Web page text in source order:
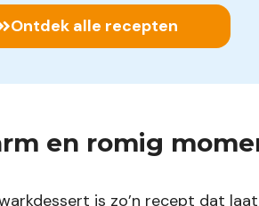
Ontdek alle recepten
en romig
is zo’n recept dat